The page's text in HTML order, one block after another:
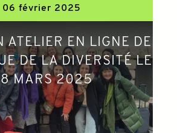
06 février 2025
ATELIER EN LIGNE DE
DE LA DIVERSITÉ LE
MARS 2025